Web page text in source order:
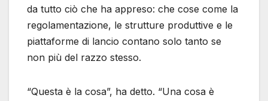
da tutto ciò che ha appreso: che cose come la
regolamentazione, le strutture produttive e le
piattaforme di lancio contano solo tanto se
non più del razzo stesso.
“Questa è la cosa”, ha detto. “Una cosa è